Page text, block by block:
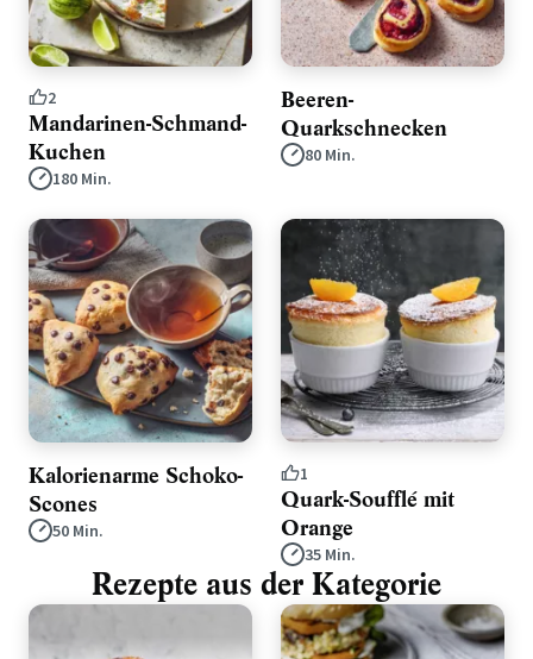
2
Mandarinen-Schmand-
Kuchen
180 Min.
Beeren-
Quarkschnecken
80 Min.
Kalorienarme Schoko-
Scones
50 Min.
1
Quark-Soufflé mit
Orange
35 Min.
Rezepte aus der Kategorie